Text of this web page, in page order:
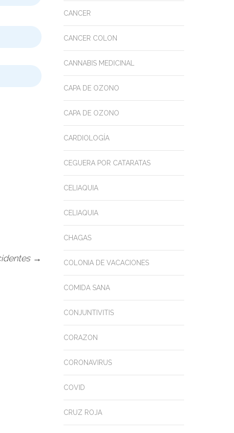
→
CANCER
CANCER COLON
CANNABIS MEDICINAL
CAPA DE OZONO
CAPA DE OZONO
CARDIOLOGÍA
CEGUERA POR CATARATAS
CELIAQUIA
CELIAQUIA
CHAGAS
COLONIA DE VACACIONES
COMIDA SANA
CONJUNTIVITIS
CORAZON
CORONAVIRUS
COVID
CRUZ ROJA